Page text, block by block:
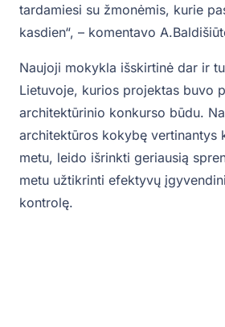
tardamiesi su žmonėmis, kurie
kasdien“, – komentavo
Naujoji mokykla išskirtinė dar ir
Lietuvoje, kurios projektas buvo
architektūrinio konkurso būdu.
architektūros kokybę vertinantys
metu, leido išrinkti geriausią
metu užtikrinti efektyvų
kontrolę.